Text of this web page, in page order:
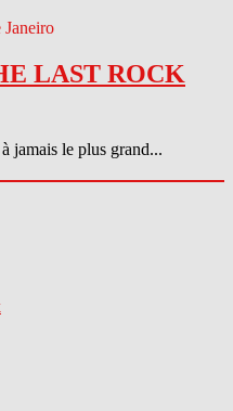
LAST ROCK
jamais le plus grand...